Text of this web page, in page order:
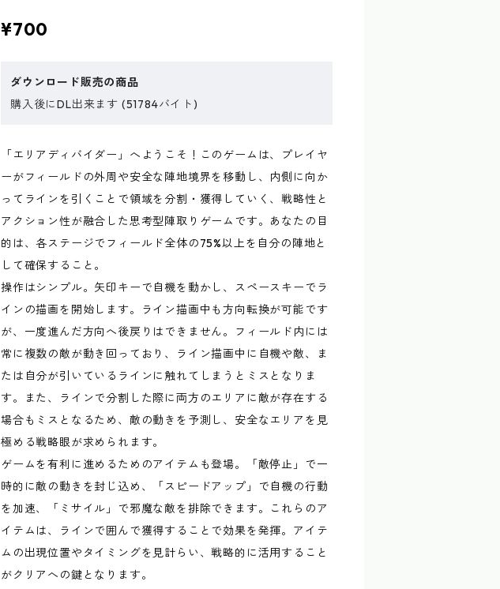
¥700
ダウンロード販売の商品
購入後にDL出来ます (51784バイト)
「エリアディバイダー」へようこそ！このゲームは、プレイヤ
ーがフィールドの外周や安全な陣地境界を移動し、内側に向か
ってラインを引くことで領域を分割・獲得していく、戦略性と
アクション性が融合した思考型陣取りゲームです。あなたの目
的は、各ステージでフィールド全体の75%以上を自分の陣地と
して確保すること。
操作はシンプル。矢印キーで自機を動かし、スペースキーでラ
インの描画を開始します。ライン描画中も方向転換が可能です
が、一度進んだ方向へ後戻りはできません。フィールド内には
常に複数の敵が動き回っており、ライン描画中に自機や敵、ま
たは自分が引いているラインに触れてしまうとミスとなりま
す。また、ラインで分割した際に両方のエリアに敵が存在する
場合もミスとなるため、敵の動きを予測し、安全なエリアを見
極める戦略眼が求められます。
ゲームを有利に進めるためのアイテムも登場。「敵停止」で一
時的に敵の動きを封じ込め、「スピードアップ」で自機の行動
を加速、「ミサイル」で邪魔な敵を排除できます。これらのア
イテムは、ラインで囲んで獲得することで効果を発揮。アイテ
ムの出現位置やタイミングを見計らい、戦略的に活用すること
がクリアへの鍵となります。